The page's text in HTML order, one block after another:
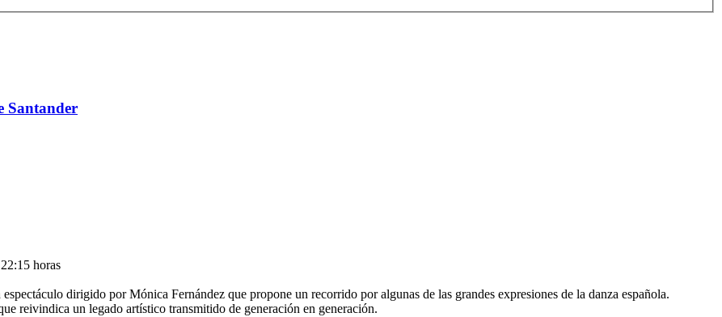
Santander
horas
dirigido por Mónica Fernández que propone un recorrido por algunas de las grandes expresiones de la danza española.
reivindica un legado artístico transmitido de generación en generación.